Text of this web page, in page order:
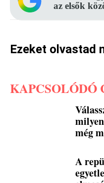
az elsők
Ezeket olvastad
még
A